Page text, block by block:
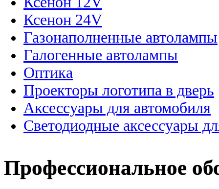
Ксенон 24V
Газонаполненные автолампы
Галогенные автолампы
Оптика
Проекторы логотипа в дверь
Аксессуары для автомобиля
Светодиодные аксессуары
Профессиональное